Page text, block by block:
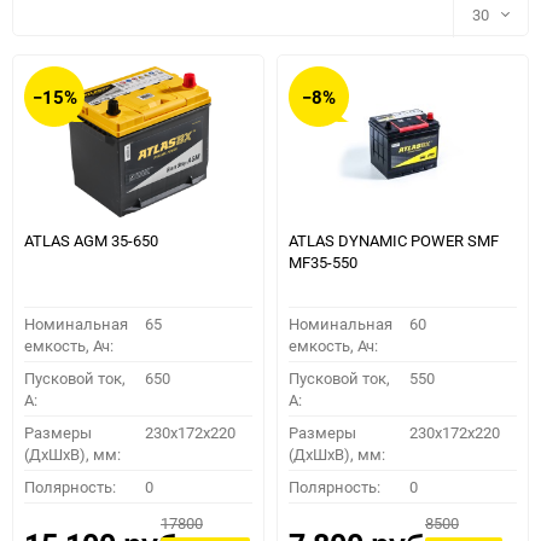
ПОДОБРАТЬ
30
−15%
ATLAS AGM 35-650
Номинальная
емкость, Ач:
65
Пусковой ток,
A:
650
Размеры
(ДхШхВ), мм:
230x172x220
Полярность: 0
17800
−8%
ATLAS DYNAMIC POWER SMF
MF35-550
Номинальная
емкость, Ач:
60
Пусковой ток,
A:
550
Размеры
(ДхШхВ), мм:
230x172x220
Полярность: 0
8500